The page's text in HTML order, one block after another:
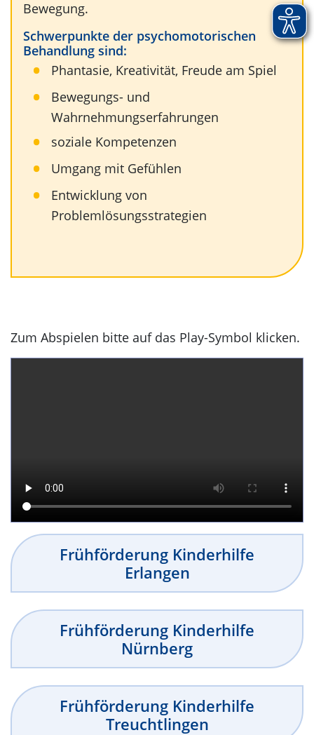
Bewegung.
Schwerpunkte der psychomotorischen
Behandlung sind:
Phantasie, Kreativität, Freude am Spiel
Bewegungs- und
Wahrnehmungserfahrungen
soziale Kompetenzen
Umgang mit Gefühlen
Entwicklung von
Problemlösungsstrategien
Zum Abspielen bitte auf das Play-Symbol klicken.
Frühförderung Kinderhilfe
Erlangen
Frühförderung Kinderhilfe
Nürnberg
Frühförderung Kinderhilfe
Treuchtlingen